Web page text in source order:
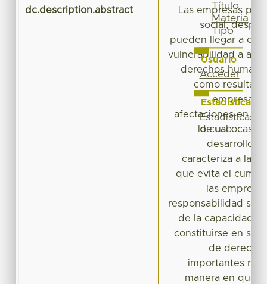
dc.description.abstract
Las empresas
social,
pueden llegar a
vulnerabilidad a
derechos
como
afectaciones en el
lo cual
desarrollo
caracteriza a la
que evita el
las
responsabilidad
de la capacidad
constituirse en
de
importantes
manera en que
Título
Materia
Tipo
Usuario
Acceder
Estadísticas
Estadísticas
de uso